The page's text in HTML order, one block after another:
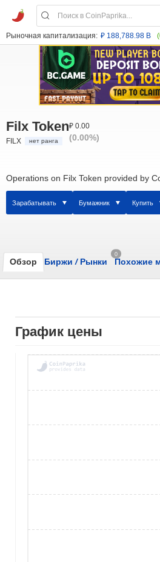
Рыночная капитализация: ₽ 188,788.98 B
Filx Token
FILX нет ранга
₽ 0.00
(0.00%)
Operations on Filx Token provided by
Зарабатывать Бумажник Купить
Обзор Биржи /Рынки
0
Похожие
График цены